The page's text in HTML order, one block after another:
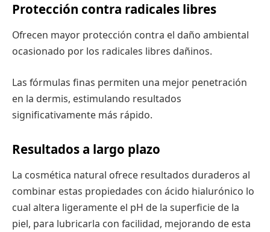
Protección contra radicales libres
Ofrecen mayor protección contra el daño ambiental
ocasionado por los radicales libres dañinos.
Las fórmulas finas permiten una mejor penetración
en la dermis, estimulando resultados
significativamente más rápido.
Resultados a largo plazo
La cosmética natural ofrece resultados duraderos al
combinar estas propiedades con ácido hialurónico lo
cual altera ligeramente el pH de la superficie de la
piel, para lubricarla con facilidad, mejorando de esta